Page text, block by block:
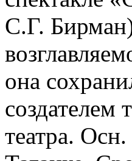
С.Г.
она
создателем
театра.